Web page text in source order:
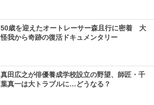
50歳を迎えたオートレーサー森且行に密着 大
怪我から奇跡の復活ドキュメンタリー
真田広之が俳優養成学校設立の野望、師匠・千
葉真一は大トラブルに…どうなる？